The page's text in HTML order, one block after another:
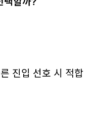
진입 선호 시 적합